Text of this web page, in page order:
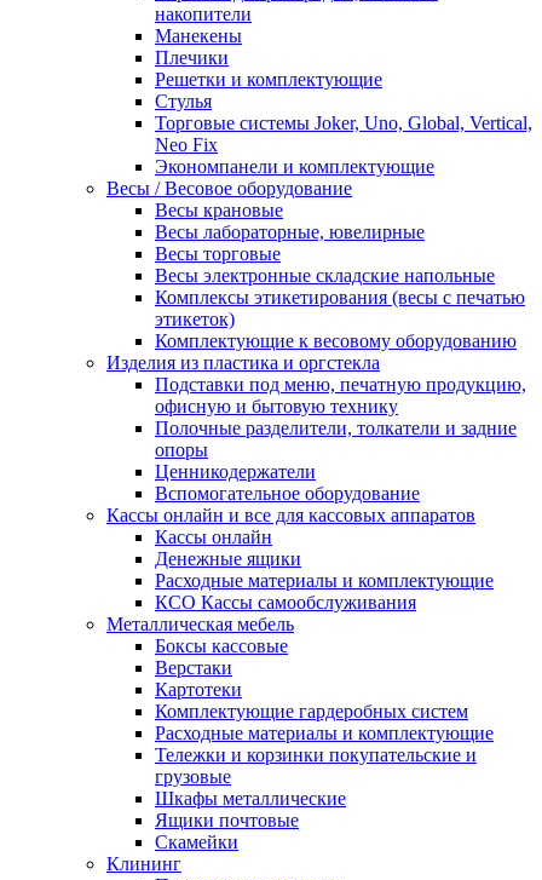
накопители
Манекены
Плечики
Решетки и комплектующие
Стулья
Торговые системы Joker, Uno, Global, Vertical,
Neo Fix
Экономпанели и комплектующие
Весы / Весовое оборудование
Весы крановые
Весы лабораторные, ювелирные
Весы торговые
Весы электронные складские напольные
Комплексы этикетирования (весы с печатью
этикеток)
Комплектующие к весовому оборудованию
Изделия из пластика и оргстекла
Подставки под меню, печатную продукцию,
офисную и бытовую технику
Полочные разделители, толкатели и задние
опоры
Ценникодержатели
Вспомогательное оборудование
Кассы онлайн и все для кассовых аппаратов
Кассы онлайн
Денежные ящики
Расходные материалы и комплектующие
КСО Кассы самообслуживания
Металлическая мебель
Боксы кассовые
Верстаки
Картотеки
Комплектующие гардеробных систем
Расходные материалы и комплектующие
Тележки и корзинки покупательские и
грузовые
Шкафы металлические
Ящики почтовые
Скамейки
Клининг